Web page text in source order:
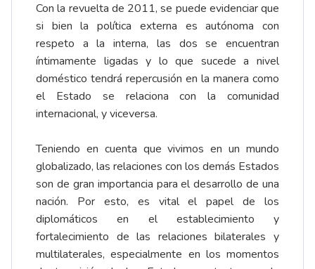
Con la revuelta de 2011, se puede evidenciar que
si bien la política externa es autónoma con
respeto a la interna, las dos se encuentran
íntimamente ligadas y lo que sucede a nivel
doméstico tendrá repercusión en la manera como
el Estado se relaciona con la comunidad
internacional, y viceversa.
Teniendo en cuenta que vivimos en un mundo
globalizado, las relaciones con los demás Estados
son de gran importancia para el desarrollo de una
nación. Por esto, es vital el papel de los
diplomáticos en el establecimiento y
fortalecimiento de las relaciones bilaterales y
multilaterales, especialmente en los momentos